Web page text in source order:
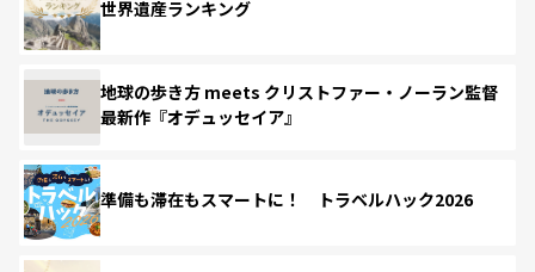
世界遺産ランキング
地球の歩き方 meets クリストファー・ノーラン監督
最新作『オデュッセイア』
準備も滞在もスマートに！ トラベルハック2026